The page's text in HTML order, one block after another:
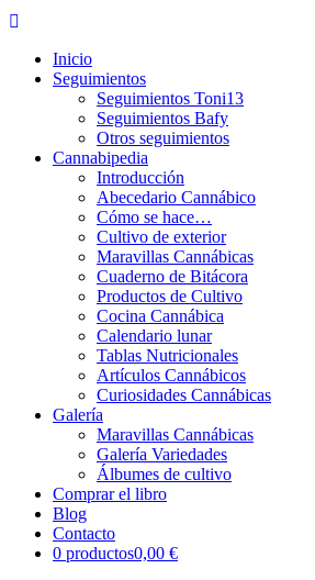
Inicio
Seguimientos
Seguimientos Toni13
Seguimientos Bafy
Otros seguimientos
Cannabipedia
Introducción
Abecedario Cannábico
Cómo se hace…
Cultivo de exterior
Maravillas Cannábicas
Cuaderno de Bitácora
Productos de Cultivo
Cocina Cannábica
Calendario lunar
Tablas Nutricionales
Artículos Cannábicos
Curiosidades Cannábicas
Galería
Maravillas Cannábicas
Galería Variedades
Álbumes de cultivo
Comprar el libro
Blog
Contacto
0 productos0,00 €